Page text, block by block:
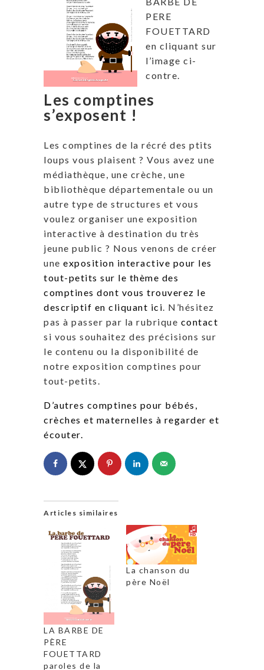
PERE
FOUETTARD
en cliquant sur
l’image ci-
contre.
Les comptines
s’exposent !
Les comptines de la récré des ptits
loups vous plaisent ? Vous avez une
médiathèque, une crèche, une
bibliothèque départementale ou un
autre type de structures et vous
voulez organiser une exposition
interactive à destination du très
jeune public ? Nous venons de créer
une exposition interactive pour les
tout-petits sur le thème des
comptines dont vous trouverez le
descriptif en cliquant ici . N’hésitez
pas à passer par la rubrique contact
si vous souhaitez des précisions sur
le contenu ou la disponibilité de
notre exposition comptines pour
tout-petits.
D’autres comptines pour bébés,
crèches et maternelles à regarder et
écouter.
Articles similaires
LA BARBE DE
PÈRE
FOUETTARD
paroles de la
La chanson du
père Noël